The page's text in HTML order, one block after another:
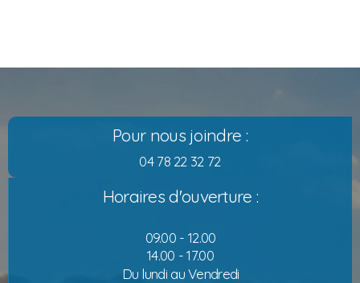
Pour nous joindre :
04 78 22 32 72
Horaires d'ouverture :
09.00 - 12.00
14.00 - 17.00
Du lundi au Vendredi